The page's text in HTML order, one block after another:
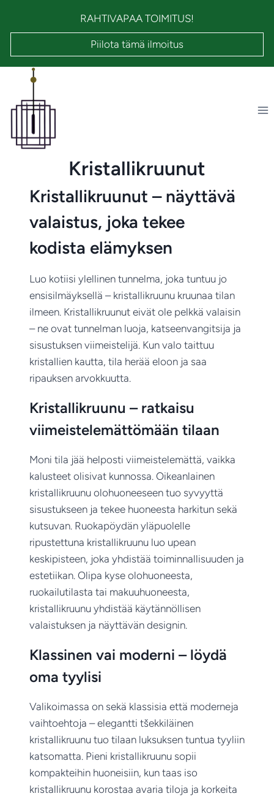
RAHTIVAPAA TOIMITUS!
Piilota tämä ilmoitus
Kristallikruunut
Kristallikruunut – näyttävä
valaistus, joka tekee
kodista elämyksen
Luo kotiisi ylellinen tunnelma, joka tuntuu jo
ensisilmäyksellä – kristallikruunu kruunaa tilan
ilmeen. Kristallikruunut eivät ole pelkkä valaisin
– ne ovat tunnelman luoja, katseenvangitsija ja
sisustuksen viimeistelijä. Kun valo taittuu
kristallien kautta, tila herää eloon ja saa
ripauksen arvokkuutta.
Kristallikruunu – ratkaisu
viimeistelemättömään tilaan
Moni tila jää helposti viimeistelemättä, vaikka
kalusteet olisivat kunnossa. Oikeanlainen
kristallikruunu olohuoneeseen tuo syvyyttä
sisustukseen ja tekee huoneesta harkitun sekä
kutsuvan. Ruokapöydän yläpuolelle
ripustettuna kristallikruunu luo upean
keskipisteen, joka yhdistää toiminnallisuuden ja
estetiikan. Olipa kyse olohuoneesta,
ruokailutilasta tai makuuhuoneesta,
kristallikruunu yhdistää käytännöllisen
valaistuksen ja näyttävän designin.
Klassinen vai moderni – löydä
oma tyylisi
Valikoimassa on sekä klassisia että moderneja
vaihtoehtoja – elegantti tšekkiläinen
kristallikruunu tuo tilaan luksuksen tuntua tyyliin
katsomatta. Pieni kristallikruunu sopii
kompakteihin huoneisiin, kun taas iso
kristallikruunu korostaa avaria tiloja ja korkeita